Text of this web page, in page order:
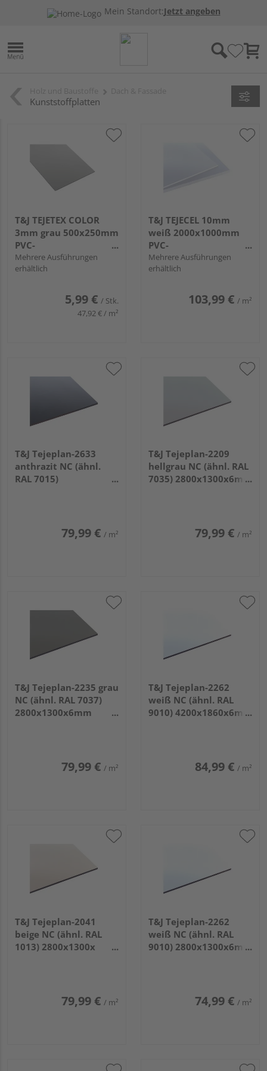
Mein Standort:Jetzt angeben
Kunststoffplatten
T&J TEJETEX COLOR
3mm grau 500x250mm
PVC-
Hartschaumplatten
Mehrere Ausführungen
erhältlich
5,99 € / Stk.
47,92 € / m²
T&J TEJECEL 10mm
weiß 2000x1000mm
PVC-
Hartschaumplatten
Mehrere Ausführungen
erhältlich
103,99 € / m²
T&J Tejeplan-2633
anthrazit NC (ähnl.
RAL 7015)
79,99 € / m²
T&J Tejeplan-2209
hellgrau NC (ähnl. RAL
7035) 2800x1300x6mm
79,99 € / m²
T&J Tejeplan-2235 grau
NC (ähnl. RAL 7037)
2800x1300x6mm
79,99 € / m²
T&J Tejeplan-2262
weiß NC (ähnl. RAL
9010) 4200x1860x6mm
84,99 € / m²
T&J Tejeplan-2041
beige NC (ähnl. RAL
1013) 2800x1300x
79,99 € / m²
T&J Tejeplan-2262
weiß NC (ähnl. RAL
9010) 2800x1300x6mm
74,99 € / m²